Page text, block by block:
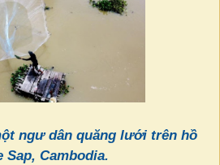
ngư dân quăng lưới trên hồ
Sap, Cambodia.